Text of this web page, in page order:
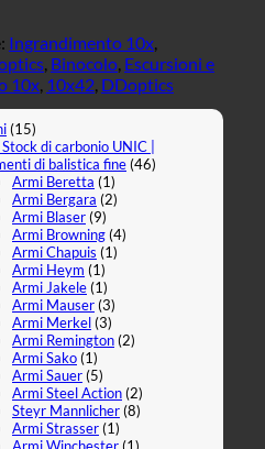
Ingrandimento 10x,
, Binocolo, Escursioni e
10x, 10x42, DDoptics
(15)
di carbonio UNIC |
di balistica fine(46)
Armi Beretta (1)
Armi Bergara (2)
Armi Blaser(9)
Armi Browning(4)
Armi Chapuis (1)
Armi Heym (1)
Armi Jakele(1)
Armi Mauser(3)
Armi Merkel(3)
Armi Remington(2)
Armi Sako(1)
Armi Sauer(5)
Armi Steel Action(2)
Steyr Mannlicher(8)
Armi Strasser(1)